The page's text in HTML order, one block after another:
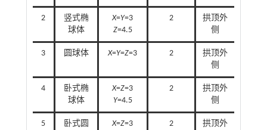
2
竖式椭
球体
X=Y=3
Z=4.5
2
拱顶外
侧
3 圆球体 X=Y=Z=3 2
拱顶外
侧
4
卧式椭
球体
X=Z=3
Y=4.5
2
拱顶外
侧
5
卧式圆
X=Z=3
2
拱顶外